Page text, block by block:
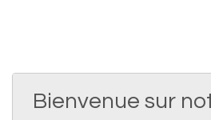
Bienvenue sur